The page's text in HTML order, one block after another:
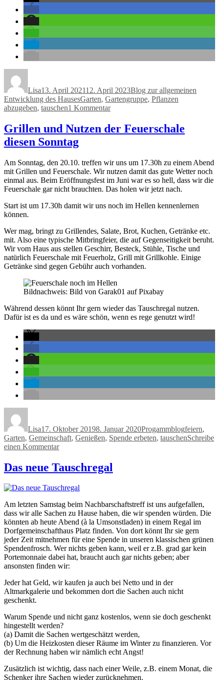
Lisa13. April 202112. April 2023Blog zur allgemeinen
Entwicklung des HausesSchlagwörter
Garten, Gartengruppe, Pflanzen
abzugeben, tauschen1 Kommentarzu
Pflanzen
abzugeben!
Grillen und Nutzen der Feuerschale
diesen Sonntag
Am Sonntag, den 20.10. treffen wir uns um 17.30h zu einem Abend
mit Grillen und Feuerschale. Wir nutzen damit das gute Wetter noch
einmal aus. Beim Eröffnungsfest im Juni war es so hell, dass wir die
Feuerschale gar nicht brauchten. Das holen wir jetzt nach.
Start ist um 17.30h damit wir uns noch im Hellen kennenlernen
können.
Wer mag, bringt zu Grillendes, Salate, Brot, Kuchen, Getränke etc.
mit. Also eine typische Mitbringfeier, die auf Gegenseitigkeit beruht.
Wir vom Haus aus stellen Geschirr, Besteck, Stühle, Tische und
natürlich Feuerschale mit Feuerholz, Grill mit Grillkohle. Einige
Getränke sind gegen Gebühr auch vorhanden.
Bildnachweis: Bild von Garak01 auf Pixabay
Während dessen könnt Ihr gern wieder das Tauschregal nutzen.
Dafür ist es da und es wäre schön, wenn es rege genutzt wird!
Lisa17. Oktober 20198. Januar 2020Progammblogfeiern,
Garten, Gemeinschaft, Genießen, Spende erbeten, tauschenSchreibe
einen Kommentarzu
und
Nutzen
Feuerschale
Sonntag
Das neue Tauschregal
Am letzten Samstag beim Nachbarschaftstreff ist uns aufgefallen,
dass wir alle Sachen zu Hause haben, die wir spenden würden. Die
könnten ab heute Abend (à la Umsonstladen) in einem Regal im
Dorfgemeinschafthaus Platz finden. Von dort könnt Ihr sie gern
jeder Zeit mitnehmen für eine Spende in unseren klassischen grünen
Spendenfrosch. Wer nichts geben kann, weil er z.B. grad gar kein
Portemonnaie dabei hat, braucht auch gar nichts geben; aber
ansonsten finden wir:
Jeder hat Geld, wir kaufen ja auch bei Netto und in der
Altmarkgalerie und bekommen dort die Sachen auch nicht
geschenkt.
Warum Spende und nicht ganz kostenlos, wenn sie doch geschenkt
hingestellt werden?
(a) Damit die Sachen wertgeschätzt werden,
(b) Um die Heizkosten dieser Räume im Winter zu finanzieren. Vor
der Rechnung haben wir nämlich echt Angst!
Zusätzlich ist wichtig, dass nach einer Weile, z.B. einem Monat, die
Schenker ihre Sachen wieder zurücknehmen.